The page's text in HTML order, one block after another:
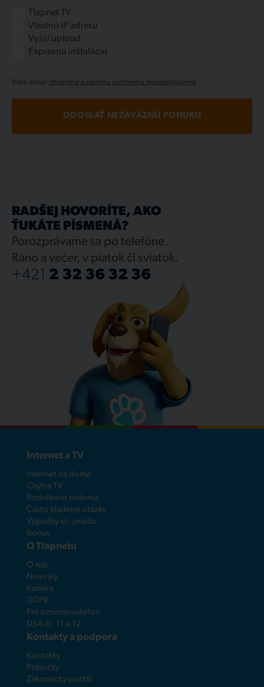
Tlapnet TV
Vlastnú IP adresu
Vyšší upload
Expresnú inštaláciu
Vaše údaje chránime a nikomu cudziemu neposkytujeme.
ODOSLAŤ NEZÁVÄZNÚ PONUKU
RADŠEJ HOVORÍTE, AKO
ŤUKÁTE PÍSMENÁ?
Porozprávame sa po telefóne.
Ráno a večer, v piatok či sviatok.
+421 2 32 36 32 36
Internet a TV
Internet na doma
Chytrá TV
Podnikové riešenia
Často kladené otázky
Výpadky el. prúdu
Bonus
O Tlapnetu
O nás
Novinky
Kariéra
GDPR
Pre oznamovateľov
DSA čl. 11 a 12
Kontakty a podpora
Kontakty
Pobočky
Zákaznícky portál